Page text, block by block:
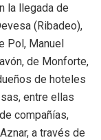
la llegada de
(Ribadeo),
Pol, Manuel
de Monforte,
de hoteles
entre ellas
compañías,
a través de